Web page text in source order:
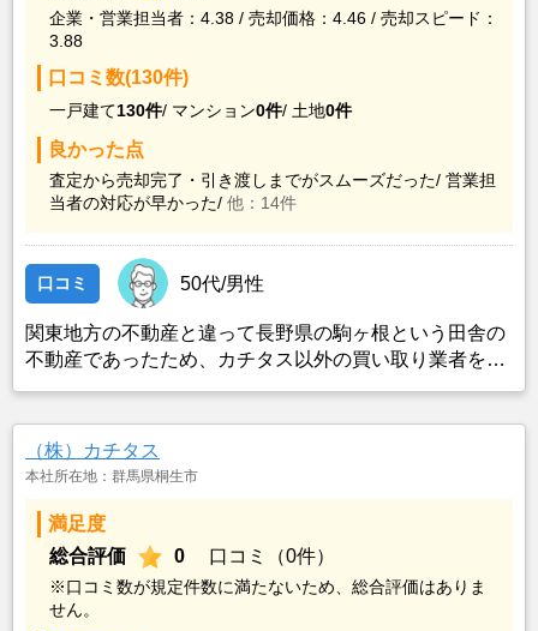
企業・営業担当者：4.38 / 売却価格：4.46 / 売却スピード：
3.88
口コミ数(130件)
一戸建て130件/ マンション0件/ 土地0件
良かった点
査定から売却完了・引き渡しまでがスムーズだった/ 営業担
当者の対応が早かった/ 他：14件
口コミ 50代/男性
関東地方の不動産と違って長野県の駒ヶ根という田舎の
不動産であったため、カチタス以外の買い取り業者をみ
も空き家の状態で不動産を残しておけないと考えて売却
を決めた。
（株）カチタス
本社所在地：群馬県桐生市
満足度
総合評価
0 口コミ（0件）
※口コミ数が規定件数に満たないため、総合評価はありま
せん。